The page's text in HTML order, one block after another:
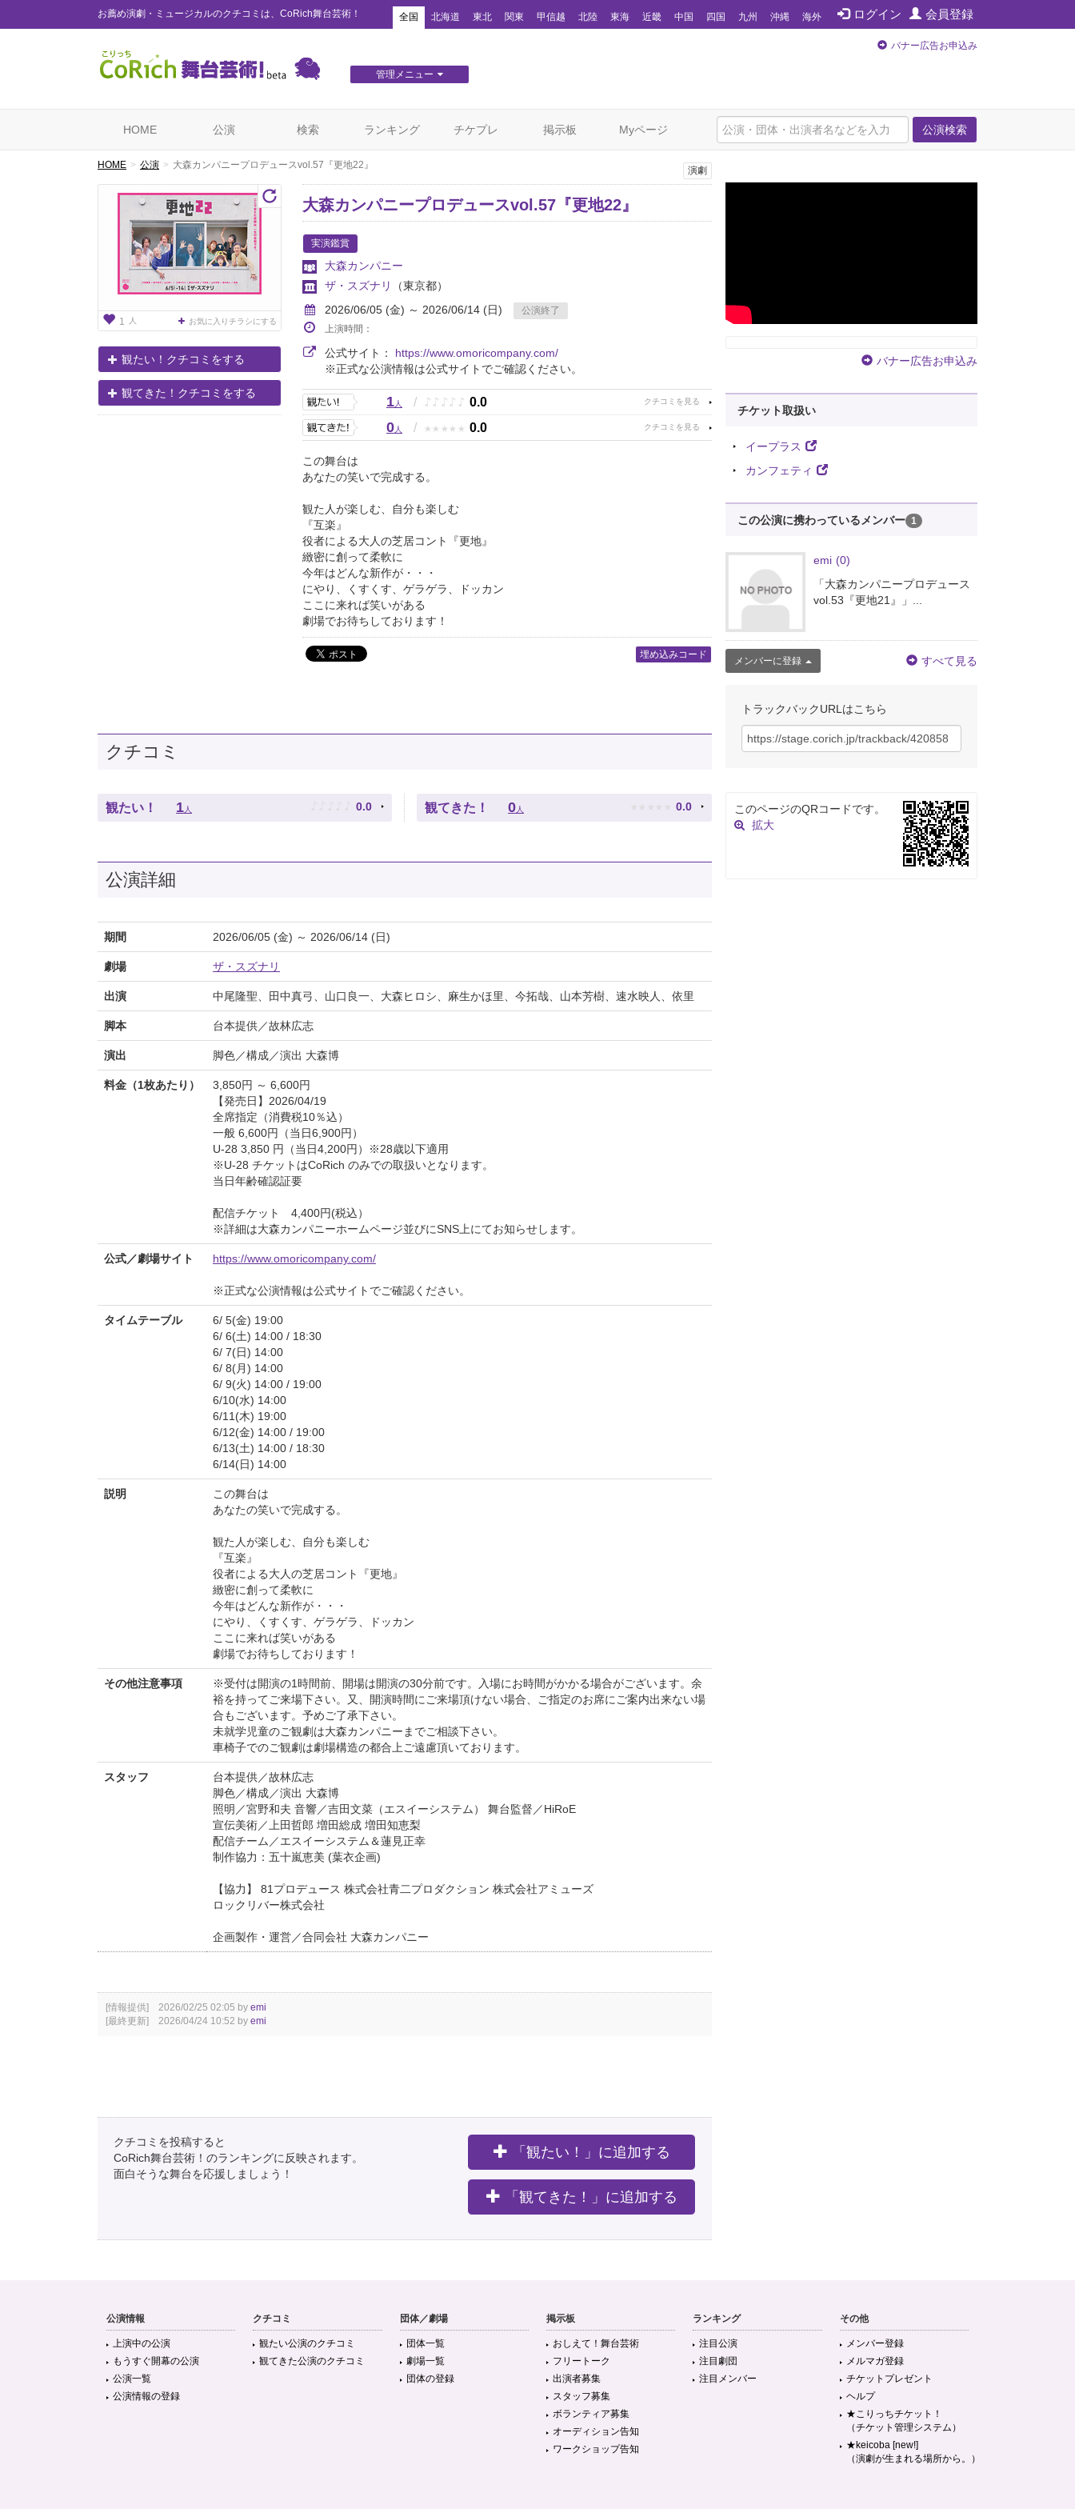
お薦め演劇・ミュージカルのクチコミは、CoRich舞台芸術！ ログイン 会員登録
全国 北海道 東北 関東 甲信越 北陸 東海 近畿 中国 四国 九州 沖縄 海外
管理メニュー
バナー広告お申込み
公演検索
HOME 公演 検索 ランキング チケプレ 掲示板 Myページ
HOME 公演 大森カンパニープロデュースvol.57『更地22』
1 人 お気に入りチラシにする
観たい！クチコミをする
観てきた！クチコミをする
演劇
大森カンパニープロデュースvol.57『更地22』
実演鑑賞
大森カンパニー
ザ・スズナリ
（東京都）
2026/06/05 (金) ～ 2026/06/14 (日)
公演終了
上演時間：
公式サイト： https://www.omoricompany.com/
※正式な公演情報は公式サイトでご確認ください。
1人 / ♪ ♪ ♪ ♪ ♪ 0.0
0人 / ★ ★ ★ ★ ★ 0.0
この舞台は
あなたの笑いで完成する。
観た人が楽しむ、自分も楽しむ
『互楽』
役者による大人の芝居コント『更地』
緻密に創って柔軟に
今年はどんな新作が・・・
にやり、くすくす、ゲラゲラ、ドッカン
ここに来れば笑いがある
劇場でお待ちしております！
埋め込みコード
クチコミ
観たい！ 1 人 ♪ ♪ ♪ ♪ ♪ 0.0 観てきた！ 0 人 ★ ★ ★ ★ ★ 0.0
公演詳細
期間 2026/06/05 (金) ～ 2026/06/14 (日)
劇場 ザ・スズナリ
出演 中尾隆聖、田中真弓、山口良一、大森ヒロシ、麻生かほ里、今拓哉、山本芳樹、速水映人、依里
脚本 台本提供／故林広志
演出 脚色／構成／演出 大森博
料金（1枚あたり）
3,850円 ～ 6,600円
【発売日】2026/04/19
全席指定（消費税10％込）
一般 6,600円（当日6,900円）
U-28 3,850 円（当日4,200円）※28歳以下適用
※U-28 チケットはCoRich のみでの取扱いとなります。
当日年齢確認証要
配信チケット 4,400円(税込）
※詳細は大森カンパニーホームページ並びにSNS上にてお知らせします。
公式／劇場サイト https://www.omoricompany.com/
※正式な公演情報は公式サイトでご確認ください。
タイムテーブル
6/ 5(金) 19:00
6/ 6(土) 14:00 / 18:30
6/ 7(日) 14:00
6/ 8(月) 14:00
6/ 9(火) 14:00 / 19:00
6/10(水) 14:00
6/11(木) 19:00
6/12(金) 14:00 / 19:00
6/13(土) 14:00 / 18:30
6/14(日) 14:00
説明
この舞台は
あなたの笑いで完成する。
観た人が楽しむ、自分も楽しむ
『互楽』
役者による大人の芝居コント『更地』
緻密に創って柔軟に
今年はどんな新作が・・・
にやり、くすくす、ゲラゲラ、ドッカン
ここに来れば笑いがある
劇場でお待ちしております！
その他注意事項
※受付は開演の1時間前、開場は開演の30分前です。入場にお時間がかかる場合がございます。余
裕を持ってご来場下さい。又、開演時間にご来場頂けない場合、ご指定のお席にご案内出来ない場
合もございます。予めご了承下さい。
未就学児童のご観劇は大森カンパニーまでご相談下さい。
車椅子でのご観劇は劇場構造の都合上ご遠慮頂いております。
スタッフ
台本提供／故林広志
脚色／構成／演出 大森博
照明／宮野和夫 音響／吉田文菜（エスイーシステム） 舞台監督／HiRoE
宣伝美術／上田哲郎 増田総成 増田知恵梨
配信チーム／エスイーシステム＆蓮見正幸
制作協力：五十嵐恵美 (葉衣企画)
【協力】 81プロデュース 株式会社青二プロダクション 株式会社アミューズ
ロックリバー株式会社
企画製作・運営／合同会社 大森カンパニー
[情報提供] 2026/02/25 02:05 by emi
[最終更新] 2026/04/24 10:52 by emi
クチコミを投稿すると
CoRich舞台芸術！のランキングに反映されます。
面白そうな舞台を応援しましょう！
「観たい！」に追加する
「観てきた！」に追加する
バナー広告お申込み
チケット取扱い
イープラス
カンフェティ
この公演に携わっているメンバー 1
emi (0)
「大森カンパニープロデュース
vol.53『更地21』」...
メンバーに登録 すべて見る
トラックバックURLはこちら
このページのQRコードです。
拡大
公演情報
上演中の公演
もうすぐ開幕の公演
公演一覧
公演情報の登録
クチコミ
観たい公演のクチコミ
観てきた公演のクチコミ
団体／劇場
団体一覧
劇場一覧
団体の登録
掲示板
おしえて！舞台芸術
フリートーク
出演者募集
スタッフ募集
ボランティア募集
オーディション告知
ワークショップ告知
ランキング
注目公演
注目劇団
注目メンバー
その他
メンバー登録
メルマガ登録
チケットプレゼント
ヘルプ
★こりっちチケット！
（チケット管理システム）
★keicoba [new!]
（演劇が生まれる場所から。）